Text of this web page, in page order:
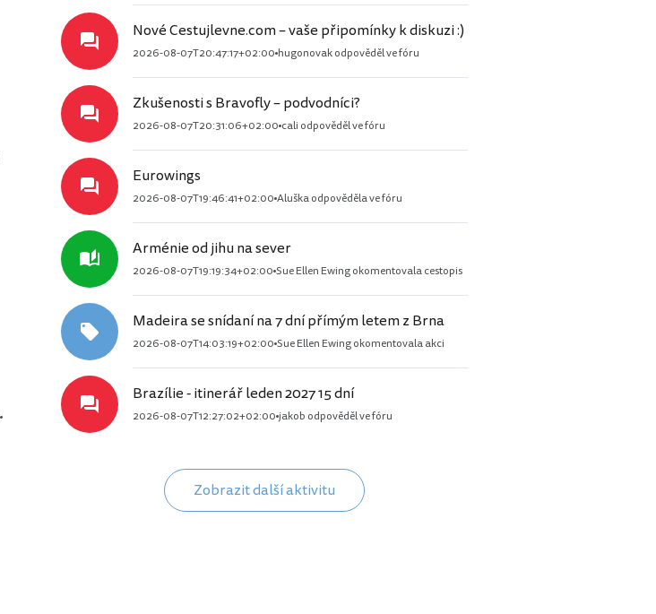
Nové Cestujlevne.com – vaše připomínky k diskuzi :)
2026-08-07T20:47:17+02:00 hugonovak odpověděl ve fóru
Zkušenosti s Bravofly – podvodníci?
2026-08-07T20:31:06+02:00 cali odpověděl ve fóru
Eurowings
2026-08-07T19:46:41+02:00 Aluška odpověděla ve fóru
Arménie od jihu na sever
2026-08-07T19:19:34+02:00 Sue Ellen Ewing okomentovala cestopis
Madeira se snídaní na 7 dní přímým letem z Brna
2026-08-07T14:03:19+02:00 Sue Ellen Ewing okomentovala akci
Brazílie - itinerář leden 2027 15 dní
2026-08-07T12:27:02+02:00 jakob odpověděl ve fóru
Zobrazit další aktivitu